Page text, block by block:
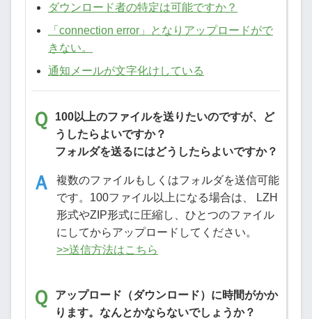
ダウンロード者の特定は可能ですか？
「connection error」となりアップロードがで
きない。
通知メールが文字化けしている
100以上のファイルを送りたいのですが、ど
うしたらよいですか？
フォルダを送るにはどうしたらよいですか？
複数のファイルもしくはフォルダを送信可能
です。100ファイル以上になる場合は、 LZH
形式やZIP形式に圧縮し、ひとつのファイル
にしてからアップロードしてください。
>>送信方法はこちら
アップロード（ダウンロード）に時間がかか
ります。なんとかならないでしょうか？